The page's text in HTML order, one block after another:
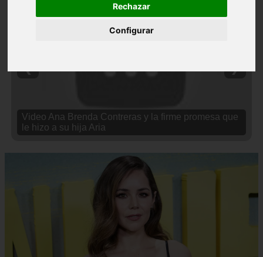
Rechazar
Configurar
Video Ana Brenda Contreras y la firme promesa que
le hizo a su hija Aria